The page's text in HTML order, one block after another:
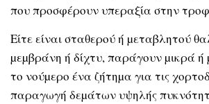
που προσφέρουν υπεραξία στην
Είτε είναι σταθερού ή µεταβλητού
µεµβράνη ή δίχτυ, παράγουν µικρά
το νούµερο ένα ζήτηµα για τις
παραγωγή δεµάτων υψηλής